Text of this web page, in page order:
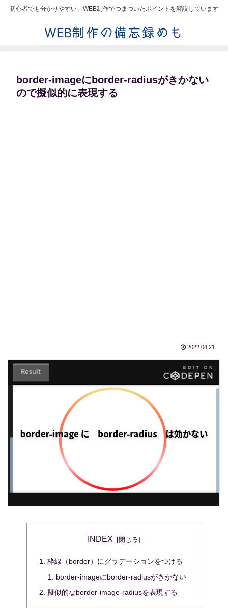
初心者でも分かりやすい、WEB制作でつまづいたポイントを解説しています
border-imageにborder-radiusがきかない
ので擬似的に表現する
2022.04.21
INDEX
枠線（border）にグラデーションをつける
border-imageにborder-radiusがきかない
擬似的なborder-image-radiusを表現する